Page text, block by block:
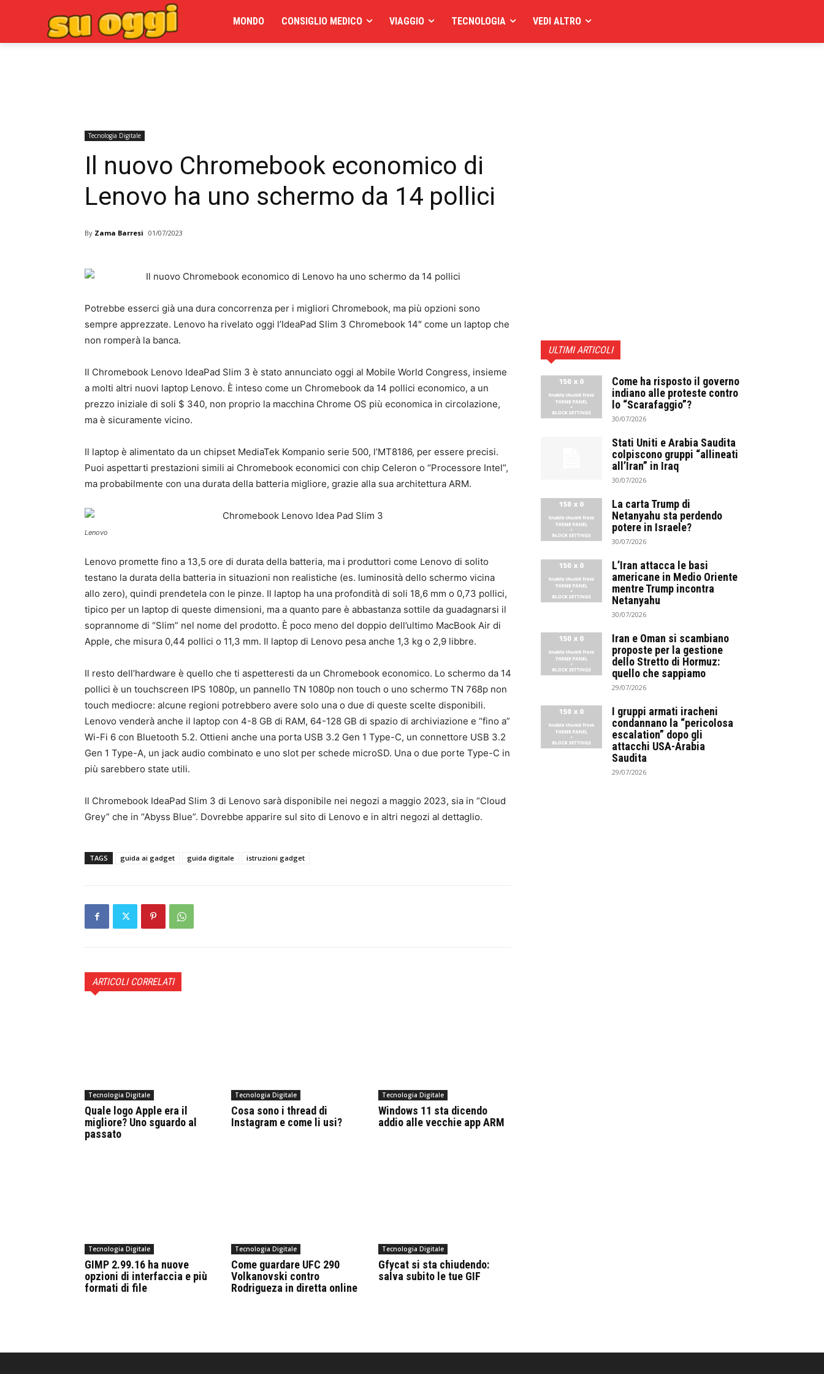
MONDO CONSIGLIO MEDICO VIAGGIO TECNOLOGIA VEDI ALTRO
Tecnologia Digitale
Il nuovo Chromebook economico di
Lenovo ha uno schermo da 14 pollici
By Zama Barresi 01/07/2023
Potrebbe esserci già una dura concorrenza per i migliori Chromebook, ma più opzioni sono
sempre apprezzate. Lenovo ha rivelato oggi l’IdeaPad Slim 3 Chromebook 14″ come un laptop che
non romperà la banca.
Il Chromebook Lenovo IdeaPad Slim 3 è stato annunciato oggi al Mobile World Congress, insieme
a molti altri nuovi laptop Lenovo. È inteso come un Chromebook da 14 pollici economico, a un
prezzo iniziale di soli $ 340, non proprio la macchina Chrome OS più economica in circolazione,
ma è sicuramente vicino.
Il laptop è alimentato da un chipset MediaTek Kompanio serie 500, l’MT8186, per essere precisi.
Puoi aspettarti prestazioni simili ai Chromebook economici con chip Celeron o “Processore Intel”,
ma probabilmente con una durata della batteria migliore, grazie alla sua architettura ARM.
Lenovo
Lenovo promette fino a 13,5 ore di durata della batteria, ma i produttori come Lenovo di solito
testano la durata della batteria in situazioni non realistiche (es. luminosità dello schermo vicina
allo zero), quindi prendetela con le pinze. Il laptop ha una profondità di soli 18,6 mm o 0,73 pollici,
tipico per un laptop di queste dimensioni, ma a quanto pare è abbastanza sottile da guadagnarsi il
soprannome di “Slim” nel nome del prodotto. È poco meno del doppio dell’ultimo MacBook Air di
Apple, che misura 0,44 pollici o 11,3 mm. Il laptop di Lenovo pesa anche 1,3 kg o 2,9 libbre.
Il resto dell’hardware è quello che ti aspetteresti da un Chromebook economico. Lo schermo da 14
pollici è un touchscreen IPS 1080p, un pannello TN 1080p non touch o uno schermo TN 768p non
touch mediocre: alcune regioni potrebbero avere solo una o due di queste scelte disponibili.
Lenovo venderà anche il laptop con 4-8 GB di RAM, 64-128 GB di spazio di archiviazione e “fino a”
Wi-Fi 6 con Bluetooth 5.2. Ottieni anche una porta USB 3.2 Gen 1 Type-C, un connettore USB 3.2
Gen 1 Type-A, un jack audio combinato e uno slot per schede microSD. Una o due porte Type-C in
più sarebbero state utili.
Il Chromebook IdeaPad Slim 3 di Lenovo sarà disponibile nei negozi a maggio 2023, sia in “Cloud
Grey” che in “Abyss Blue”. Dovrebbe apparire sul sito di Lenovo e in altri negozi al dettaglio.
TAGS guida ai gadget guida digitale istruzioni gadget
ARTICOLI CORRELATI
Tecnologia Digitale
Quale logo Apple era il
migliore? Uno sguardo al
passato
Tecnologia Digitale
Cosa sono i thread di
Instagram e come li usi?
Tecnologia Digitale
Windows 11 sta dicendo
addio alle vecchie app ARM
Tecnologia Digitale
GIMP 2.99.16 ha nuove
opzioni di interfaccia e più
formati di file
Tecnologia Digitale
Come guardare UFC 290
Volkanovski contro
Rodrigueza in diretta online
Tecnologia Digitale
Gfycat si sta chiudendo:
salva subito le tue GIF
ULTIMI ARTICOLI
Come ha risposto il governo
indiano alle proteste contro
lo “Scarafaggio”?
30/07/2026
Stati Uniti e Arabia Saudita
colpiscono gruppi “allineati
all’Iran” in Iraq
30/07/2026
La carta Trump di
Netanyahu sta perdendo
potere in Israele?
30/07/2026
L’Iran attacca le basi
americane in Medio Oriente
mentre Trump incontra
Netanyahu
30/07/2026
Iran e Oman si scambiano
proposte per la gestione
dello Stretto di Hormuz:
quello che sappiamo
29/07/2026
I gruppi armati iracheni
condannano la “pericolosa
escalation” dopo gli
attacchi USA-Arabia
Saudita
29/07/2026